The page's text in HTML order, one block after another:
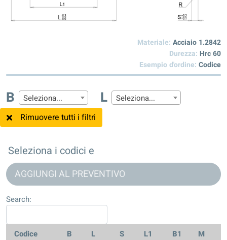
Materiale: Acciaio 1.2842
Durezza: Hrc 60
Esempio d'ordine: Codice
B Seleziona... L Seleziona...
Rimuovere tutti i filtri
Seleziona i codici e
AGGIUNGI AL PREVENTIVO
Search:
Codice B L S L1 B1 M